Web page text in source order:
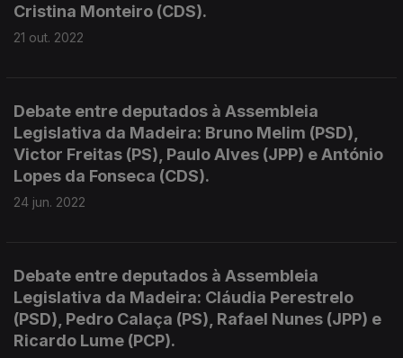
Cristina Monteiro (CDS).
21 out. 2022
Debate entre deputados à Assembleia
Legislativa da Madeira: Bruno Melim (PSD),
Victor Freitas (PS), Paulo Alves (JPP) e António
Lopes da Fonseca (CDS).
24 jun. 2022
Debate entre deputados à Assembleia
Legislativa da Madeira: Cláudia Perestrelo
(PSD), Pedro Calaça (PS), Rafael Nunes (JPP) e
Ricardo Lume (PCP).